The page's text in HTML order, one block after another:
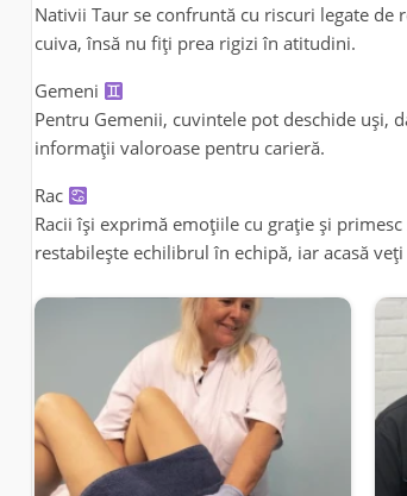
Nativii Taur se confruntă cu riscuri legate de
cuiva, însă nu fiți prea rigizi în atitudini.
Gemeni
Pentru Gemenii, cuvintele pot deschide uși,
informații valoroase pentru carieră.
Rac
Racii își exprimă emoțiile cu grație și
restabilește echilibrul în echipă, iar acasă